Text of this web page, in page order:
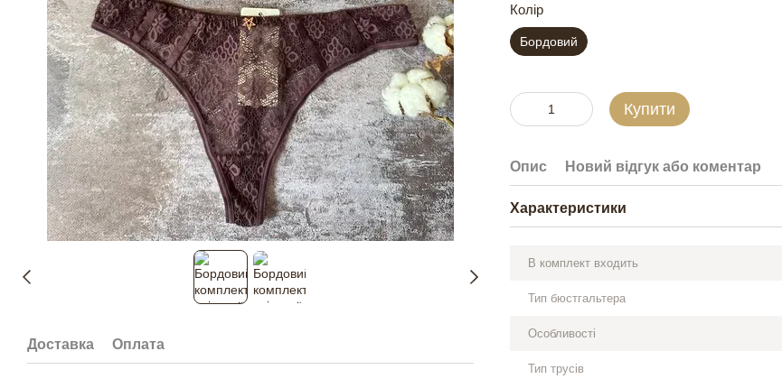
Доставка Оплата
Колір
Бордовий
Купити
Опис Новий відгук або коментар
Характеристики
В комплект входить
Тип бюстгальтера
Особливості
Тип трусів